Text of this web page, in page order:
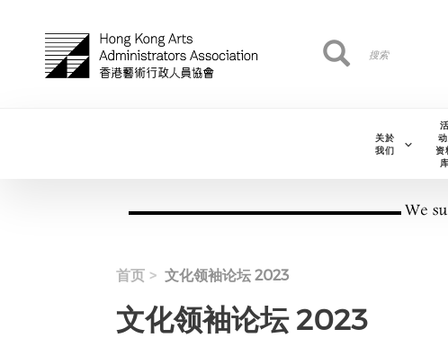
索
搜索
关於
我们
活
资
库
首页 文化领袖论坛 2023
文化领袖论坛 2023